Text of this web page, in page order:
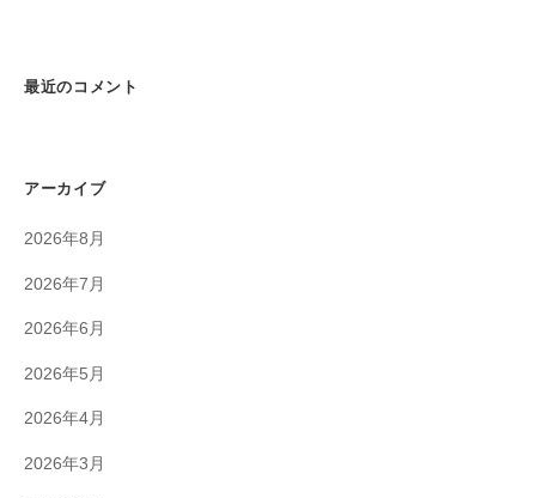
最近のコメント
アーカイブ
2026年8月
2026年7月
2026年6月
2026年5月
2026年4月
2026年3月